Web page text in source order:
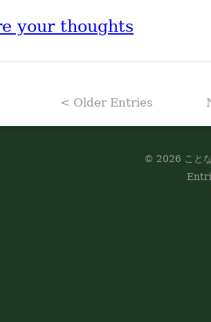
your thoughts
< Older Entries
© 2026 こと